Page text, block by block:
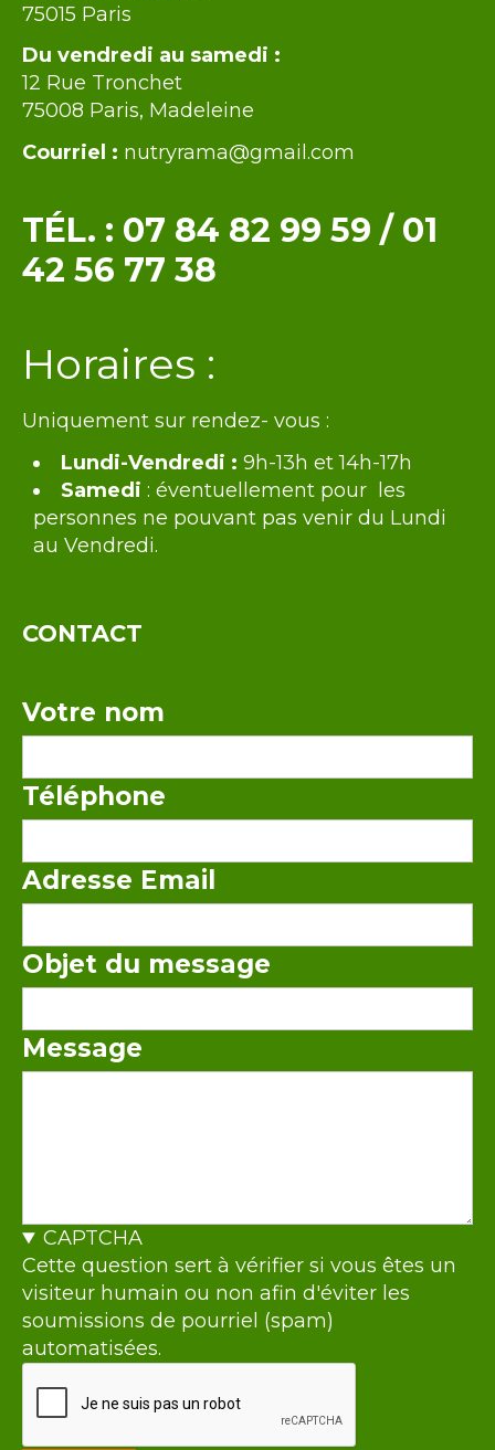
75015 Paris
Du vendredi au samedi :
12 Rue Tronchet
75008 Paris, Madeleine
Courriel : nutryrama@gmail.com
TÉL. : 07 84 82 99 59 / 01
42 56 77 38
Texte
Horaires :
Uniquement sur rendez- vous :
Lundi-Vendredi : 9h-13h et 14h-17h
Samedi : éventuellement pour les
personnes ne pouvant pas venir du Lundi
au Vendredi.
CONTACT
Votre nom
Téléphone
Adresse Email
Objet du message
Message
CAPTCHA
Cette question sert à vérifier si vous êtes un
visiteur humain ou non afin d'éviter les
soumissions de pourriel (spam)
automatisées.